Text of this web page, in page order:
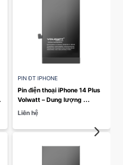
PIN ĐT IPHONE
Pin điện thoại iPhone 14 Plus
Volwatt – Dung lượng
3279mAh
Liên hệ